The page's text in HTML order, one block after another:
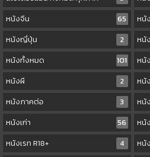
หนังจีน
65 หนั
หนังญี่ปุ่น
2 หนั
หนังทั้งหมด
101 หนั
หนังผี
2 หนั
หนังภาคต่อ
3 หนั
หนังเก่า
56 หนั
หนังเรท R18+
4 หนั